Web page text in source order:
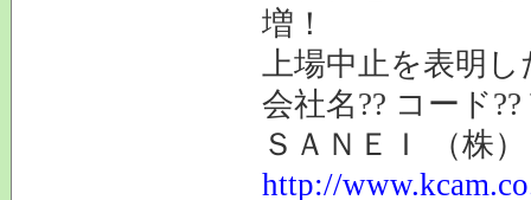
増！
上場中止を表明
会社名?? コード??
ＳＡＮＥＩ （株
http://